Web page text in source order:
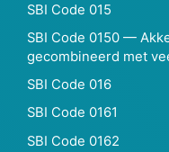
SBI Code 015
SBI Code 0150 —
gecombineerd met
SBI Code 016
SBI Code 0161
SBI Code 0162